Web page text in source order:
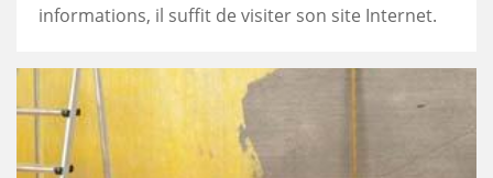
informations, il suffit de visiter son site Internet.